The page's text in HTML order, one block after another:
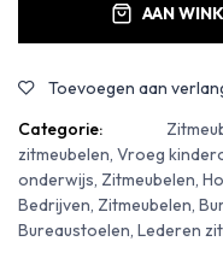
AAN
Toevoegen aan
Categorie:
zitmeubelen, Vroeg
onderwijs, Zitmeubelen,
Bedrijven, Zitmeubelen,
Bureaustoelen, Lederen